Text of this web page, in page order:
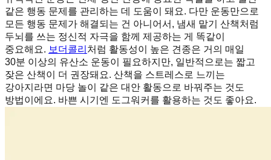
같은 행동 문제를 관리하는 데 도움이 돼요. 다만 운동만으로
모든 행동 문제가 해결되는 건 아니어서, 냄새 맡기 산책처럼
두뇌를 쓰는 정신적 자극을 함께 제공하는 게 똑같이
중요해요. 보더콜리 처럼 활동성이 높은 견종은 거의 매일
30분 이상의 유산소 운동이 필요하지만, 일반적으로는 짧고
잦은 산책이 더 권장돼요. 산책을 스트레스로 느끼는
강아지라면 마당 놀이 같은 대안 활동으로 바꿔주는 것도
방법이에요. 바쁜 시기엔 도그워커를 활용하는 것도 좋아요.